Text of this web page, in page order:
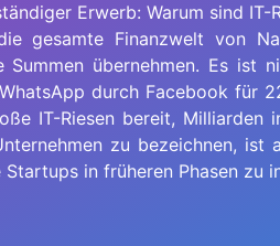
Erwerb: Warum sind
gesamte Finanzwelt von
übernehmen. Es ist
durch Facebook für
IT-Riesen bereit,
zu bezeichnen,
in früheren Phasen zu